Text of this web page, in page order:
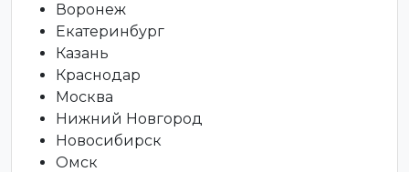
Воронеж
Екатеринбург
Казань
Краснодар
Москва
Нижний Новгород
Новосибирск
Омск